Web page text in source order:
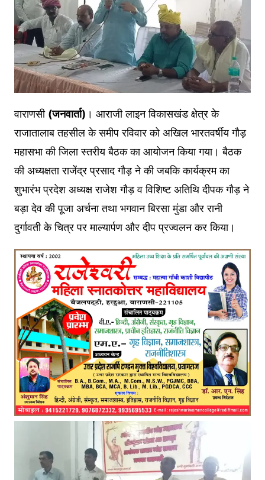
वाराणसी (जनवार्ता) । आराजी लाइन विकासखंड क्षेत्र के
राजातालाब तहसील के समीप रविवार को अखिल भारतवर्षीय गौड़
महासभा की जिला स्तरीय बैठक का आयोजन किया गया। बैठक
की अध्यक्षता राजेंद्र प्रसाद गौड़ ने की जबकि कार्यक्रम का
शुभारंभ प्रदेश अध्यक्ष राजेश गौड़ व विशिष्ट अतिथि दीपक गौड़ ने
बड़ा देव की पूजा अर्चना तथा भगवान बिरसा मुंडा और रानी
दुर्गावती के चित्र पर माल्यार्पण और दीप प्रज्वलन कर किया।